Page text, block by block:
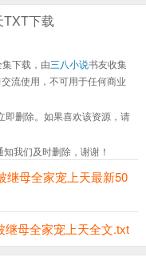
下载
下载，由三八小说书友收集
流使用，不可用于任何商业
删除。如果喜欢该资源，请
我们及时删除，谢谢！
继母全家宠上天最新50
继母全家宠上天全文.txt